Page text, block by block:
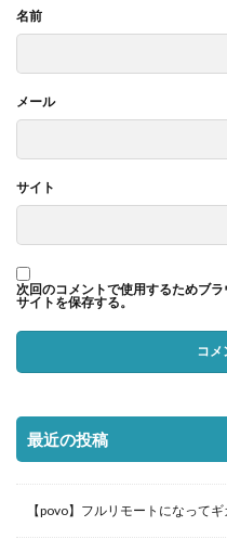
名前
メール
サイト
次回のコメントで使用するためブ
サイトを保存する。
最近の投稿
【povo】フルリモートになってギ